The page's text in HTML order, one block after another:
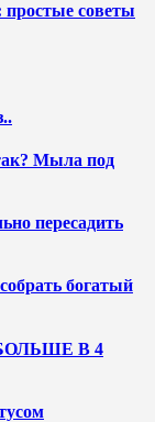
советы
Мыла под
пересадить
богатый
В 4